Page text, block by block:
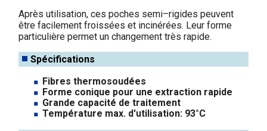
Après utilisation, ces poches semi–rigides peuvent
être facilement froissées et incinérées. Leur forme
particulière permet un changement très rapide.
Spécifications
Fibres thermosoudées
Forme conique pour une extraction rapide
Grande capacité de traitement
Température max. d'utilisation: 93°C